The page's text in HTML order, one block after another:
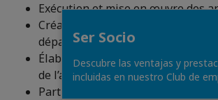
Exécution et mise en œuvre des
Création de rapports pour les
départements.
Élaboration de tableaux de bord
de l’activité.
Participation dans des projets de
Ser Socio
Descubre las ventajas y
incluidas en nuestro Club de